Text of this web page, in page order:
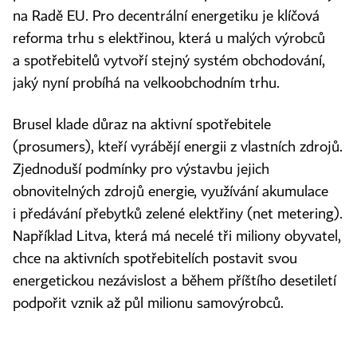
na Radě EU. Pro decentrální energetiku je klíčová
reforma trhu s elektřinou, která u malých výrobců
a spotřebitelů vytvoří stejný systém obchodování,
jaký nyní probíhá na velkoobchodním trhu.
Brusel klade důraz na aktivní spotřebitele
(prosumers), kteří vyrábějí energii z vlastních zdrojů.
Zjednoduší podmínky pro výstavbu jejich
obnovitelných zdrojů energie, využívání akumulace
i předávání přebytků zelené elektřiny (net metering).
Například Litva, která má necelé tři miliony obyvatel,
chce na aktivních spotřebitelích postavit svou
energetickou nezávislost a během příštího desetiletí
podpořit vznik až půl milionu samovýrobců.